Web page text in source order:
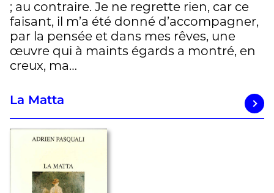
; au contraire. Je ne regrette rien, car ce
faisant, il m’a été donné d’accompagner,
par la pensée et dans mes rêves, une
œuvre qui à maints égards a montré, en
creux, ma…
La Matta